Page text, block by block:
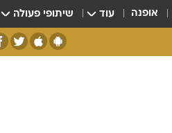
אופנה עוד שיתופי פעולה